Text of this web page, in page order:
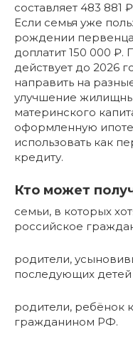
составляет 483 881
Если семья уже
рождении
доплатит 150 000
действует до 2026
направить на
улучшение
материнского
оформленную
использовать как
кредиту.
Кто может
семьи, в которых
российское
родители,
последующих детей
родители, ребёнок
гражданином РФ.